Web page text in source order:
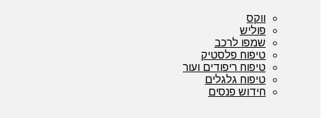
ווקס
פוליש
שמפו לרכב
טיפוח פלסטיק
טיפוח ריפודים ועור
טיפוח גלגלים
חידוש פנסים